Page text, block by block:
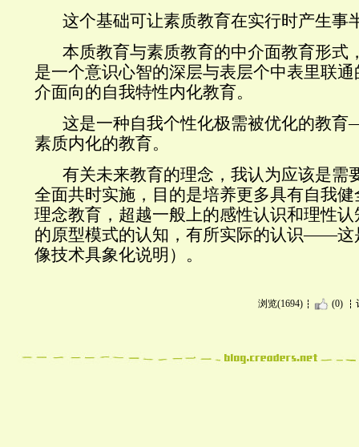
这个基础可让素质教育在实行时产生事
本质教育与素质教育的中介面教育形式
是一个意识心智的深层与表层个中表里联
介面向的自我特性内化教育。
这是一种自我个性化极需被优化的教
素质内化的教育。
有关未来教育的理念，我认为应该是需
全面共时实施，目的是培养更多具有自我
理念教育，超越一般上的感性认识和理性
的原型模式的认知，有所实际的认识——这
像技术具象化说明）。
浏览(1694) (0)